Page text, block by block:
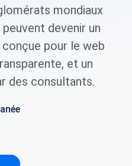
mondiaux
devenir un
pour le web
et un
des consultants.